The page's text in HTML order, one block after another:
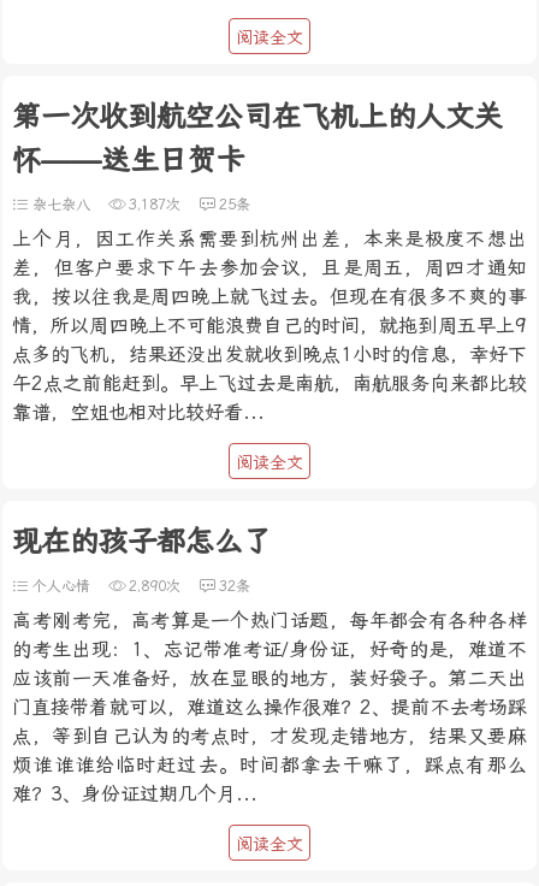
阅读全文
第一次收到航空公司在飞机上的人文关
怀——送生日贺卡
杂七杂八 3,187次 25条
上个月，因工作关系需要到杭州出差，本来是极度不想出
差，但客户要求下午去参加会议，且是周五，周四才通知
我，按以往我是周四晚上就飞过去。但现在有很多不爽的事
情，所以周四晚上不可能浪费自己的时间，就拖到周五早上9
点多的飞机，结果还没出发就收到晚点1小时的信息，幸好下
午2点之前能赶到。早上飞过去是南航，南航服务向来都比较
靠谱，空姐也相对比较好看...
阅读全文
现在的孩子都怎么了
个人心情 2,890次 32条
高考刚考完，高考算是一个热门话题，每年都会有各种各样
的考生出现：1、忘记带准考证/身份证，好奇的是，难道不
应该前一天准备好，放在显眼的地方，装好袋子。第二天出
门直接带着就可以，难道这么操作很难？2、提前不去考场踩
点，等到自己认为的考点时，才发现走错地方，结果又要麻
烦谁谁谁给临时赶过去。时间都拿去干嘛了，踩点有那么
难？3、身份证过期几个月...
阅读全文